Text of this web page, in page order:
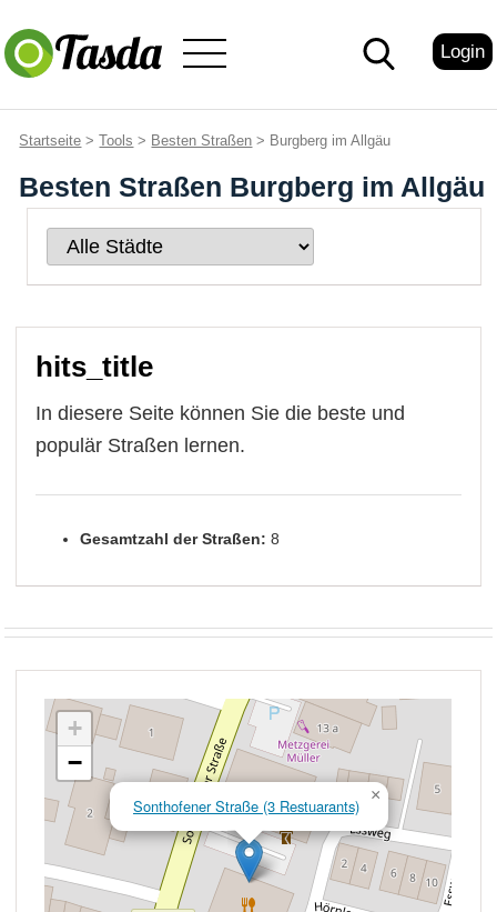
Login
Startseite >Tools > Besten Straßen > Burgberg im Allgäu
Besten Straßen Burgberg im Allgäu
hits_title
In diesere Seite können Sie die beste und
populär Straßen lernen.
Gesamtzahl der Straßen: 8